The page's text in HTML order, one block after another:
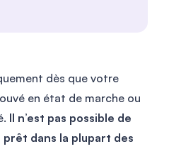
dès que votre
en état de marche ou
Il n’est pas possible de
dans la plupart des